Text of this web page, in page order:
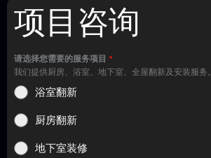
项目咨询
请选择您需要的服务项目 *
我们提供厨房、浴室、地下室、全屋翻新及安装服务。
浴室翻新
厨房翻新
地下室装修